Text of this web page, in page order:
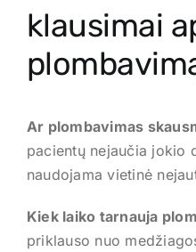
klausimai
Ar plombavimas
pacientų nejaučia jokio
naudojama vietinė
Kiek laiko tarnauja
priklauso nuo